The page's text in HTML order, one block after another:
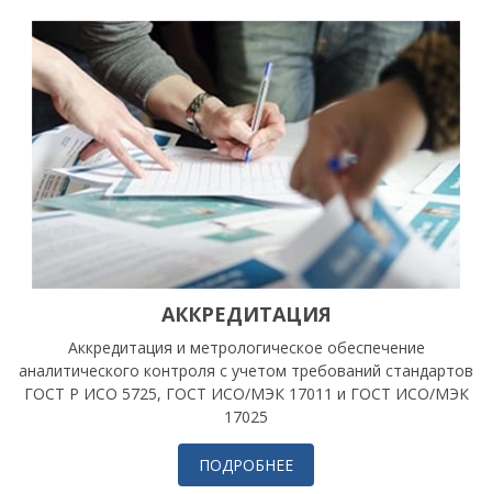
АККРЕДИТАЦИЯ
Аккредитация и метрологическое обеспечение
аналитического контроля с учетом требований стандартов
ГОСТ Р ИСО 5725, ГОСТ ИСО/МЭК 17011 и ГОСТ ИСО/МЭК
17025
ПОДРОБНЕЕ